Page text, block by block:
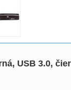
USB 3.0,